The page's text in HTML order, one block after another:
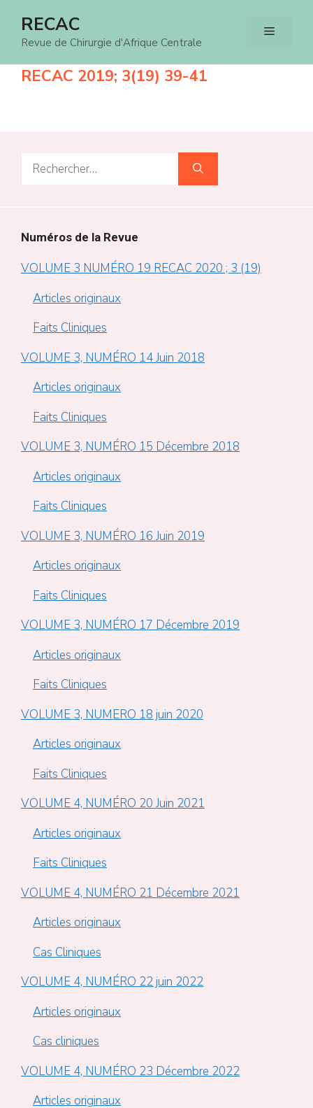
RECAC
Revue de Chirurgie d'Afrique Centrale
Menu
RECAC 2019; 3(19) 39-41
Rechercher :
Numéros de la Revue
VOLUME 3 NUMÉRO 19 RECAC 2020 ; 3 (19)
Articles originaux
Faits Cliniques
VOLUME 3, NUMÉRO 14 Juin 2018
Articles originaux
Faits Cliniques
VOLUME 3, NUMÉRO 15 Décembre 2018
Articles originaux
Faits Cliniques
VOLUME 3, NUMÉRO 16 Juin 2019
Articles originaux
Faits Cliniques
VOLUME 3, NUMÉRO 17 Décembre 2019
Articles originaux
Faits Cliniques
VOLUME 3, NUMERO 18 juin 2020
Articles originaux
Faits Cliniques
VOLUME 4, NUMÉRO 20 Juin 2021
Articles originaux
Faits Cliniques
VOLUME 4, NUMÉRO 21 Décembre 2021
Articles originaux
Cas Cliniques
VOLUME 4, NUMÉRO 22 juin 2022
Articles originaux
Cas cliniques
VOLUME 4, NUMÉRO 23 Décembre 2022
Articles originaux